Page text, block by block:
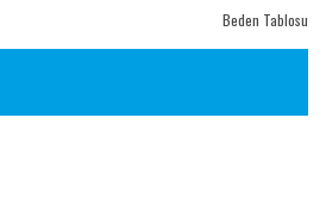
Beden Tablosu